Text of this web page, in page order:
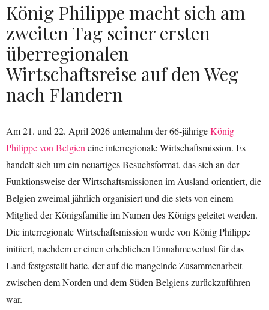
König Philippe macht sich am
zweiten Tag seiner ersten
überregionalen
Wirtschaftsreise auf den Weg
nach Flandern
Am 21. und 22. April 2026 unternahm der 66-jährigeKönig
Philippe von Belgien eine interregionale Wirtschaftsmission. Es
handelt sich um ein neuartiges Besuchsformat, das sich an der
Funktionsweise der Wirtschaftsmissionen im Ausland orientiert, die
Belgien zweimal jährlich organisiert und die stets von einem
Mitglied der Königsfamilie im Namen des Königs geleitet werden.
Die interregionale Wirtschaftsmission wurde von König Philippe
initiiert, nachdem er einen erheblichen Einnahmeverlust für das
Land festgestellt hatte, der auf die mangelnde Zusammenarbeit
zwischen dem Norden und dem Süden Belgiens zurückzuführen
war.